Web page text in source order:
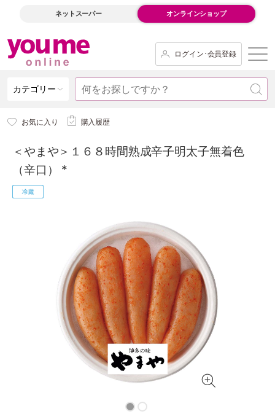
ネットスーパー オンラインショップ
ログイン･会員登録
カテゴリー
お気に入り 購入履歴
＜やまや＞１６８時間熟成辛子明太子無着色
（辛口） *